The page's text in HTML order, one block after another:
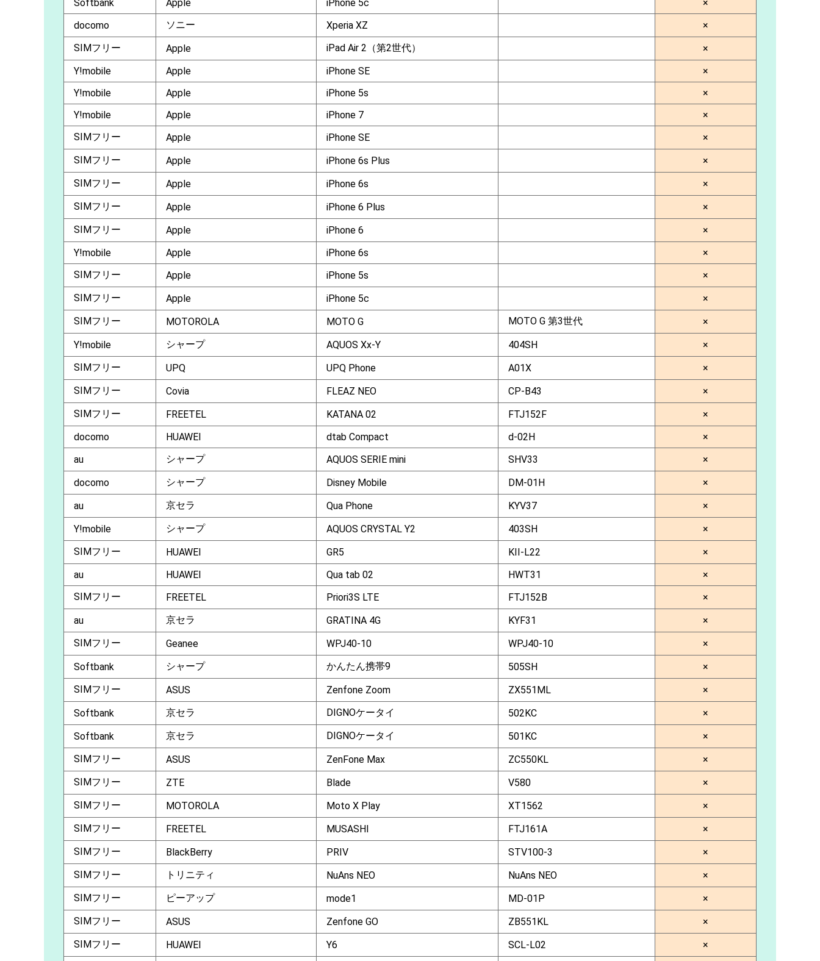
Softbank
Apple iPhone 5c
×
docomo
ソニー Xperia XZ
×
SIMフリー
Apple iPad Air 2（第2世代）
×
Y!mobile
Apple iPhone SE
×
Y!mobile
Apple iPhone 5s
×
Y!mobile
Apple iPhone 7
×
SIMフリー
Apple iPhone SE
×
SIMフリー
Apple iPhone 6s Plus
×
SIMフリー
Apple iPhone 6s
×
SIMフリー
Apple iPhone 6 Plus
×
SIMフリー
Apple iPhone 6
×
Y!mobile
Apple iPhone 6s
×
SIMフリー
Apple iPhone 5s
×
SIMフリー
Apple iPhone 5c
×
SIMフリー
MOTOROLA MOTO G MOTO G 第3世代
×
Y!mobile
シャープ AQUOS Xx-Y 404SH
×
SIMフリー
UPQ UPQ Phone A01X
×
SIMフリー
Covia FLEAZ NEO CP-B43
×
SIMフリー
FREETEL KATANA 02 FTJ152F
×
docomo
HUAWEI dtab Compact d-02H
×
au
シャープ AQUOS SERIE mini SHV33
×
docomo
シャープ Disney Mobile DM-01H
×
au
京セラ Qua Phone KYV37
×
Y!mobile
シャープ AQUOS CRYSTAL Y2 403SH
×
SIMフリー
HUAWEI GR5 KII-L22
×
au
HUAWEI Qua tab 02 HWT31
×
SIMフリー
FREETEL Priori3S LTE FTJ152B
×
au
京セラ GRATINA 4G KYF31
×
SIMフリー
Geanee WPJ40-10 WPJ40-10
×
Softbank
シャープ かんたん携帯9 505SH
×
SIMフリー
ASUS Zenfone Zoom ZX551ML
×
Softbank
京セラ DIGNOケータイ 502KC
×
Softbank
京セラ DIGNOケータイ 501KC
×
SIMフリー
ASUS ZenFone Max ZC550KL
×
SIMフリー
ZTE Blade V580
×
SIMフリー
MOTOROLA Moto X Play XT1562
×
SIMフリー
FREETEL MUSASHI FTJ161A
×
SIMフリー
BlackBerry PRIV STV100-3
×
SIMフリー
トリニティ NuAns NEO NuAns NEO
×
SIMフリー
ピーアップ mode1 MD-01P
×
SIMフリー
ASUS Zenfone GO ZB551KL
×
SIMフリー
HUAWEI Y6 SCL-L02 ×